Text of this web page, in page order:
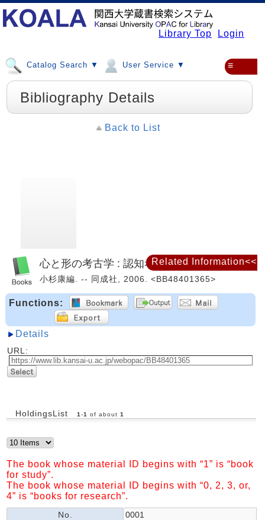
Library Top Login
Catalog Search ▼ User Service ▼ ≡
Bibliography Details
Back to List
心と形の考古学 : 認知考古学の冒険
小杉康編. -- 同成社, 2006. <BB48401365>
Functions:
Details
URL:
HoldingsList 1 -1 of about 1
The book whose material ID begins with “1” is “book
for study”.
The book whose material ID begins with “0, 2, 3, or,
4” is “books for research”.
No.
0001
Related Information<<